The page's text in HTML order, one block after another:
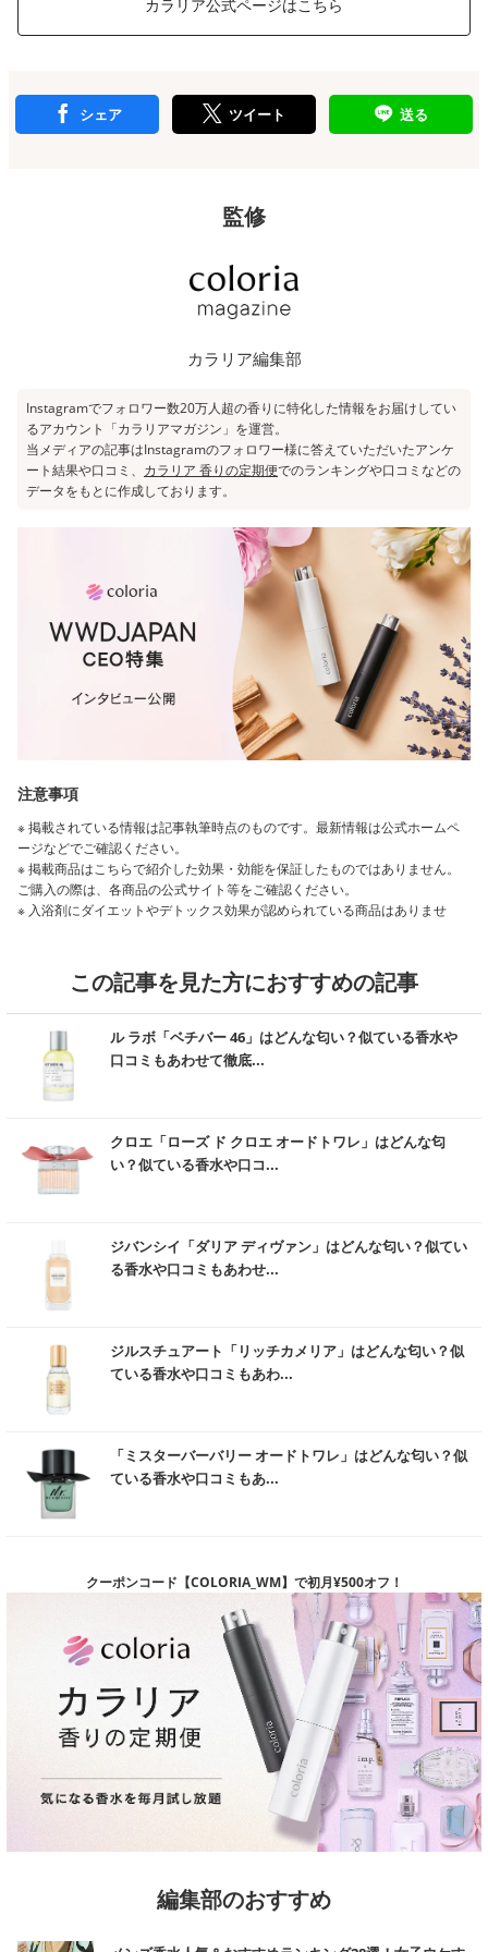
カラリア公式ページはこちら
シェア ツイート 送る
監修
カラリア編集部
Instagramでフォロワー数20万人超の香りに特化した情報をお届けしてい
るアカウント「カラリアマガジン 」を運営。
当メディアの記事はInstagramのフォロワー様に答えていただいたアンケ
ート結果や口コミ、 カラリア 香りの定期便でのランキングや口コミなどの
データをもとに作成しております。
注意事項
※ 掲載されている情報は記事執筆時点のものです。最新情報は公式ホームペ
ージなどでご確認ください。
※ 掲載商品はこちらで紹介した効果・効能を保証したものではありません。
ご購入の際は、各商品の公式サイト等をご確認ください。
※ 入浴剤にダイエットやデトックス効果が認められている商品はありませ
※ 「日焼け防止」とはメラニンの生成を抑え、日やけによるしみ・そばかす
を防ぐことを指します。
※ 「エイジングケア」とは、老化防止のことではなく年齢に応じたケアのこ
とで、年齢を重ねた肌にうるおいを与えることを指します。（ボディクリー
ム等の記事に導入）
※ 「エイジングケア」とは、若返りを意味するものではなく、頭皮や髪を清
プー等の記事に導入）
※ 「浸透」とは、角質層への浸透を指します。
※ 「アレルギーテスト済み」は、すべての人にアレルギーが起きないという
※ 「パッチテスト済み」は、すべての人に皮膚刺激が発生しないということ
ではありません。
※ 「スティンギングテスト済み」は、すべての人に皮膚トラブルがおこらな
いということではありません。
もと）が発生しないということではありません。
※ 「ボリュームアップ」とは毛髪にハリやコシを与え、ボリューム感を与え
たように見せることを指します。
※ 「ベタつき防止・ケア」とは、洗髪後に頭皮を健やかに保つことを指しま
※ 「育毛」は、頭皮や毛髪を清潔にすることで毛髪がすこやかに保たれるこ
とを指します。
※ 「毛髪の補修」とは物理的に損傷を補い繕うことであり、治療的な回復の
ことではありません。
※ 「ピーリング」とは洗浄、拭き取り行為などによる物理的効果によるもの
を指します。
※ 「くすみ」とはメーキャップ効果によるものを指します。
※ 化粧品に疲労回復効果はありません。
※ 使用者の感想は商品の効能効果を保証するものではありません。
※ 化粧品に「治癒、回復、改善」の効果はありません。
※ ニキビケア商品のうち、ニキビを治す効果が認められているのは医薬品の
みで、化粧品・医薬部外品にはニキビを治す効果が認められていません。
この記事を見た方におすすめの記事
ル ラボ「ベチバー 46」はどんな匂い？似ている香水や
口コミもあわせて徹底...
クロエ「ローズ ド クロエ オードトワレ」はどんな匂
い？似ている香水や口コ...
ジバンシイ「ダリア ディヴァン」はどんな匂い？似てい
る香水や口コミもあわせ...
ジルスチュアート「リッチカメリア」はどんな匂い？似
ている香水や口コミもあわ...
「ミスターバーバリー オードトワレ」はどんな匂い？似
ている香水や口コミもあ...
クーポンコード【COLORIA_WM】で初月¥500オフ！
編集部のおすすめ